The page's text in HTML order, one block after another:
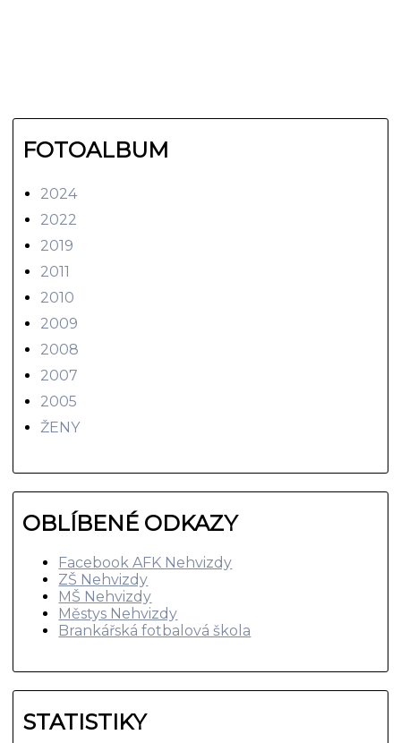
FOTOALBUM
2024
2022
2019
2011
2010
2009
2008
2007
2005
ŽENY
OBLÍBENÉ ODKAZY
Facebook AFK Nehvizdy
ZŠ Nehvizdy
MŠ Nehvizdy
Městys Nehvizdy
Brankářská fotbalová škola
STATISTIKY